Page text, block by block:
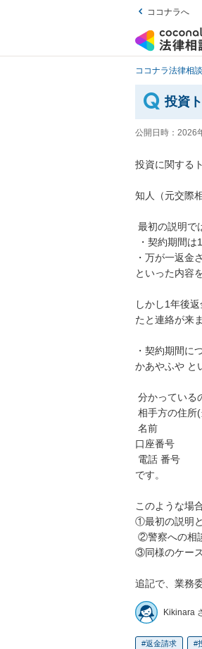
ココナラへ
ココナラ法律相談
投資
公開日時： 2026
投資に関する
知人（元交際
・万が一返金
といった内容
しかし1年後
たと連絡が来
・契約期間に
かあやふや と
口座番号
です。
このような場
①最初の説明
③同様のケー
追記で、業務
Kikinara
返金請求